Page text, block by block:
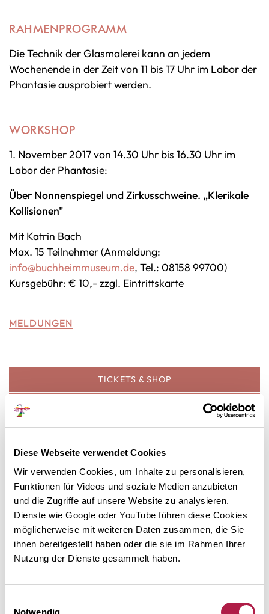
Diese Webseite verwendet Cookies
Wir verwenden Cookies, um Inhalte zu personalisieren,
Funktionen für Videos und soziale Medien anzubieten
und die Zugriffe auf unsere Website zu analysieren.
Dienste wie Google oder YouTube führen diese Cookies
möglicherweise mit weiteren Daten zusammen, die Sie
ihnen bereitgestellt haben oder die sie im Rahmen Ihrer
Nutzung der Dienste gesammelt haben.
Notwendig
RAHMENPROGRAMM
Die Technik der Glasmalerei kann an jedem
Wochenende in der Zeit von 11 bis 17 Uhr im Labor der
Phantasie ausprobiert werden.
WORKSHOP
1. November 2017 von 14.30 Uhr bis 16.30 Uhr im
Labor der Phantasie:
Über Nonnenspiegel und Zirkusschweine. „Klerikale
Kollisionen"
Mit Katrin Bach
Max. 15 Teilnehmer (Anmeldung:
info@buchheimmuseum.de, Tel.: 08158 99700)
Kursgebühr: € 10,- zzgl. Eintrittskarte
MELDUNGEN
TICKETS & SHOP
Folgen Sie uns auf facebook
NEWSLETTER ABO
Besuchen Sie uns auf Instagram